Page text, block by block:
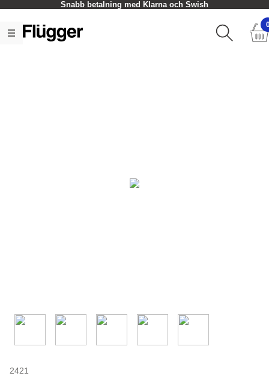
Snabb betalning med Klarna och Swish
2421